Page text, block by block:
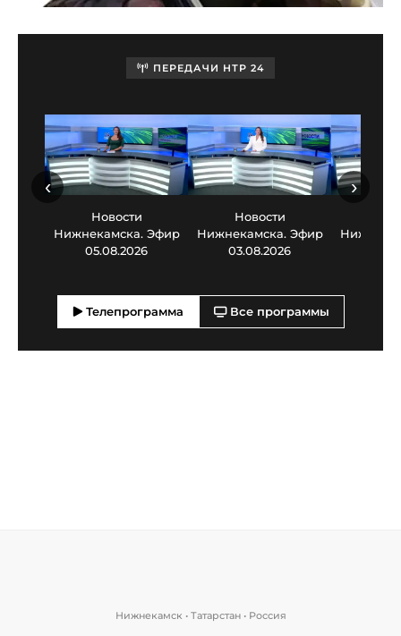
ПЕРЕДАЧИ НТР 24
Новости
Нижнекамска. Эфир
05.08.2026
Новости
Нижнекамска. Эфир
03.08.2026
‹ ›
Телепрограмма Все программы
Нижнекамск • Татарстан • Россия